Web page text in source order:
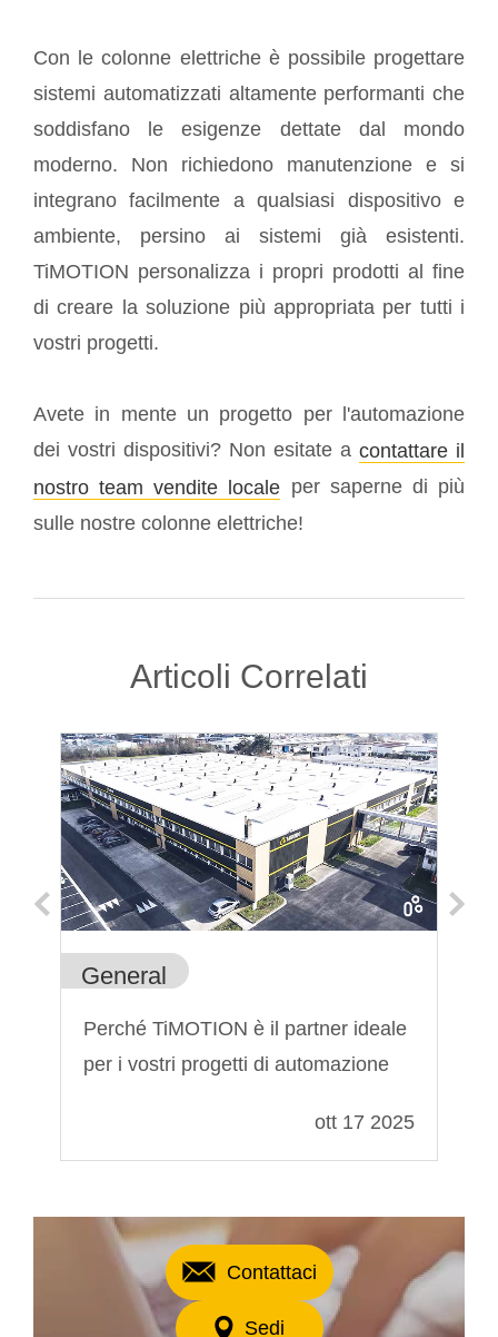
Con le colonne elettriche è possibile progettare
sistemi automatizzati altamente performanti che
soddisfano le esigenze dettate dal mondo
moderno. Non richiedono manutenzione e si
integrano facilmente a qualsiasi dispositivo e
ambiente, persino ai sistemi già esistenti.
TiMOTION personalizza i propri prodotti al fine
di creare la soluzione più appropriata per tutti i
vostri progetti.
Avete in mente un progetto per l'automazione
dei vostri dispositivi? Non esitate a contattare il
nostro team vendite locale per saperne di più
sulle nostre colonne elettriche!
Articoli Correlati
General
Perché TiMOTION è il partner ideale
per i vostri progetti di automazione
ott 17 2025
Contattaci
Sedi